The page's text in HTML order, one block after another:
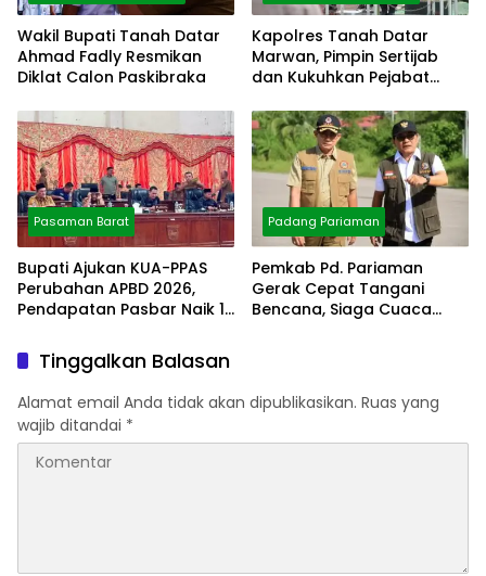
Wakil Bupati Tanah Datar
Ahmad Fadly Resmikan
Diklat Calon Paskibraka
Kapolres Tanah Datar
Marwan, Pimpin Sertijab
dan Kukuhkan Pejabat
Pasaman Barat
Bupati Ajukan KUA-PPAS
Perubahan APBD 2026,
Pendapatan Pasbar Naik 15
Padang Pariaman
Pemkab Pd. Pariaman
Gerak Cepat Tangani
Bencana, Siaga Cuaca
Tinggalkan Balasan
Alamat email Anda tidak akan dipublikasikan. Ruas yang
wajib ditandai *